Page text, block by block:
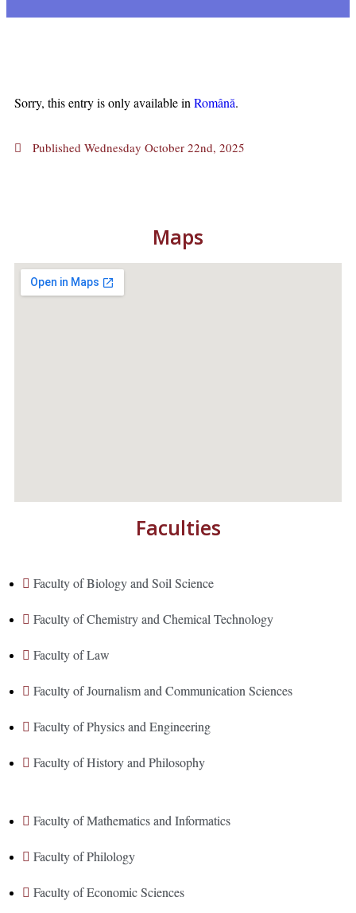
Sorry, this entry is only available inRomână.
Published Wednesday October 22nd, 2025
Maps
Faculties
Faculty of Biology and Soil Science
Faculty of Chemistry and Chemical Technology
Faculty of Law
Faculty of Journalism and Communication Sciences
Faculty of Physics and Engineering
Faculty of History and Philosophy
Faculty of Mathematics and Informatics
Faculty of Philology
Faculty of Economic Sciences